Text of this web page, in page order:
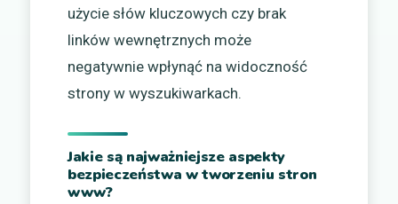
użycie słów kluczowych czy brak
linków wewnętrznych może
negatywnie wpłynąć na widoczność
strony w wyszukiwarkach.
Jakie są najważniejsze aspekty
bezpieczeństwa w tworzeniu stron
www?